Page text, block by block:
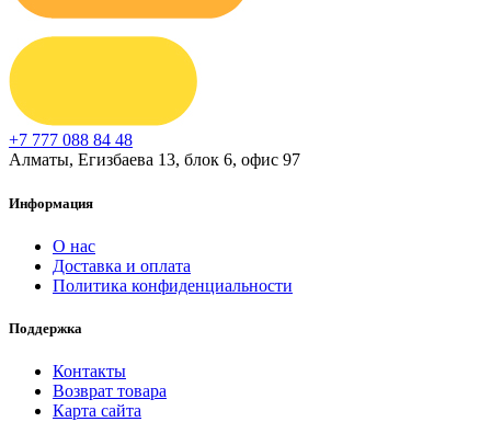
+7 777 088 84 48
Алматы, Егизбаева 13, блок 6, офис 97
Информация
О нас
Доставка и оплата
Политика конфиденциальности
Поддержка
Контакты
Возврат товара
Карта сайта